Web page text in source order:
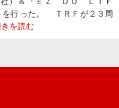
を行った。 ＴＲＦが２３周
を読む